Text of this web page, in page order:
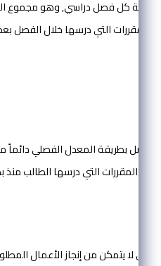
المقررات التي درسها خلال الفصل
المقررات التي درسها الطالب منذ
لا يتمكن من إنجاز الأعمال